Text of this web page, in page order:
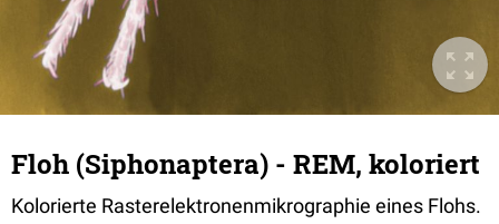
Floh (Siphonaptera) - REM, koloriert
Kolorierte Rasterelektronenmikrographie eines Flohs.